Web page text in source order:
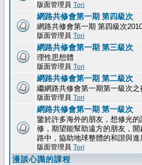
版面管理員 Tori
網路共修會第一期 第四級次
網路共修會第一期 第四級次
版面管理員 Tori
網路共修會第一期 第三級次
理性思想體
版面管理員 Tori
網路共修會第一期 第二級次
繼網路共修會第一期第一級次
版面管理員 Tori
網路共修會第一期 第一級次
鑒於許多海外的朋友，想修光
修，期望能幫助遠方的朋友，
路中，協助地球整體的和諧與進
版面管理員 Tori
漫談心識的課程